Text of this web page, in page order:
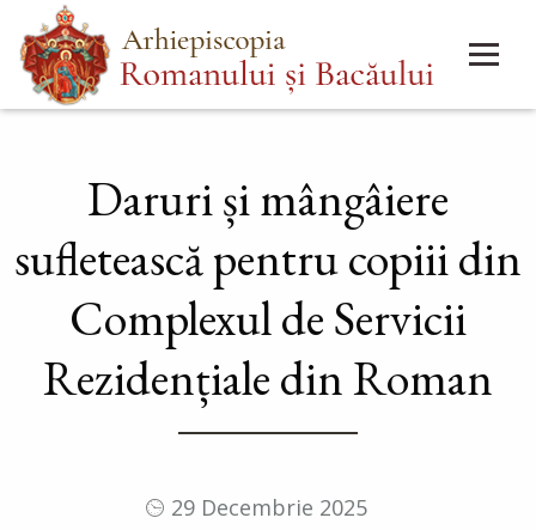
Mergi
la
conţinutul
Main
menu
Daruri și mângâiere
sufletească pentru copiii din
Complexul de Servicii
Rezidențiale din Roman
29 Decembrie 2025